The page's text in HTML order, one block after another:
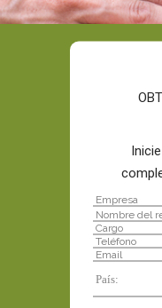
Por
favor,
deja
este